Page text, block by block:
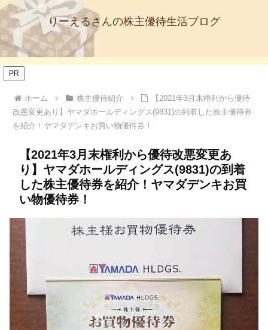
りーえるさんの株主優待生活ブログ
PR
ホーム 株主優待紹介
【2021年3月末権利から優待
改悪変更あり】ヤマダホールディングス(9831)の到着した株主優待券
を紹介！ヤマダデンキお買い物優待券！
【2021年3月末権利から優待改悪変更あ
り】ヤマダホールディングス(9831)の到着
した株主優待券を紹介！ヤマダデンキお買
い物優待券！